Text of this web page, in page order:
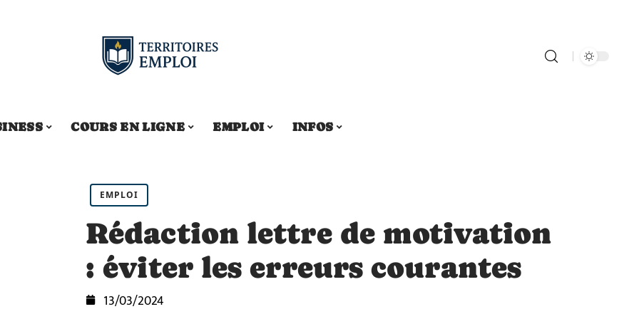
COURS EN LIGNE EMPLOI INFOS
EMPLOI
Rédaction lettre de motivation
: éviter les erreurs courantes
13/03/2024